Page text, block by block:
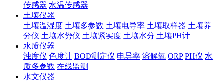
传感器 水温传感器
土壤仪器
土壤温湿度 土壤多参数 土壤电导率 土壤取样器 土壤养
分仪 土壤水势仪 土壤紧实度 土壤水分 土壤PH计
水质仪器
浊度仪 色度计 BOD测定仪 电导率 溶解氧 ORP PH仪 水
质多参数 在线监测
水文仪器